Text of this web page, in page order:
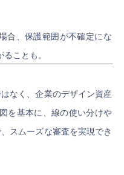
合、保護範囲が不確定にな
ことも。
なく、企業のデザイン資産
を基本に、線の使い分けや
スムーズな審査を実現でき